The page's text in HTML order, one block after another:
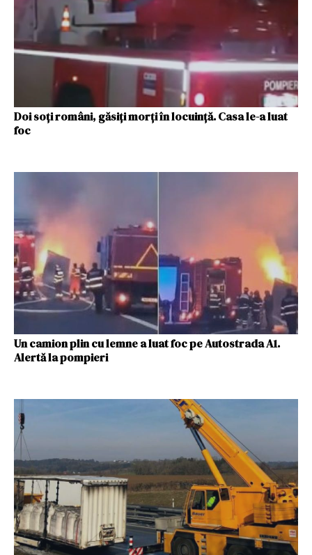
Doi soţi români, găsiţi morţi în locuinţă. Casa le-a luat
foc
Un camion plin cu lemne a luat foc pe Autostrada A1.
Alertă la pompieri